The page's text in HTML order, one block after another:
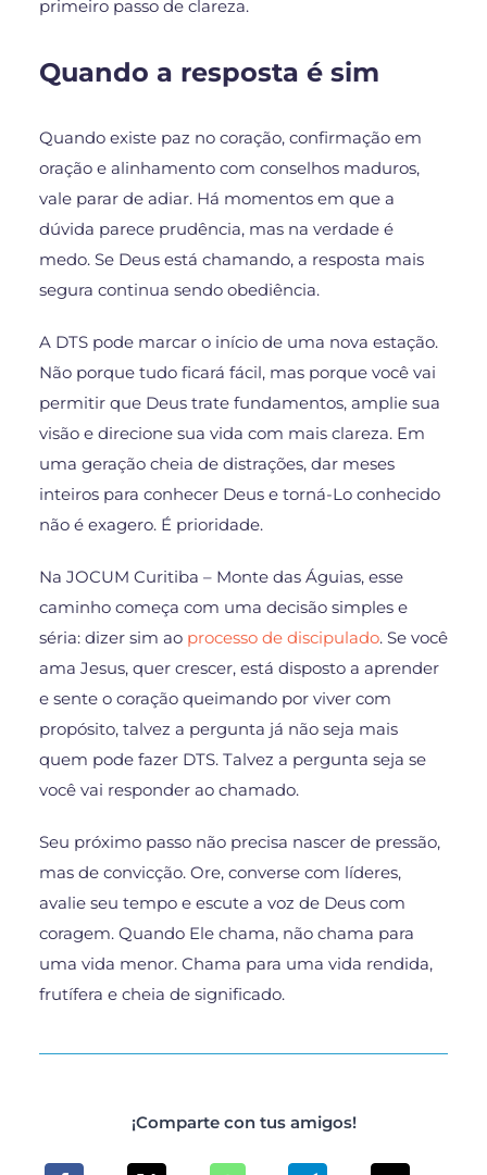
primeiro passo de clareza.
Quando a resposta é sim
Quando existe paz no coração, confirmação em
oração e alinhamento com conselhos maduros,
vale parar de adiar. Há momentos em que a
dúvida parece prudência, mas na verdade é
medo. Se Deus está chamando, a resposta mais
segura continua sendo obediência.
A DTS pode marcar o início de uma nova estação.
Não porque tudo ficará fácil, mas porque você vai
permitir que Deus trate fundamentos, amplie sua
visão e direcione sua vida com mais clareza. Em
uma geração cheia de distrações, dar meses
inteiros para conhecer Deus e torná-Lo conhecido
não é exagero. É prioridade.
Na JOCUM Curitiba – Monte das Águias, esse
caminho começa com uma decisão simples e
séria: dizer sim ao processo de discipulado. Se você
ama Jesus, quer crescer, está disposto a aprender
e sente o coração queimando por viver com
propósito, talvez a pergunta já não seja mais
quem pode fazer DTS. Talvez a pergunta seja se
você vai responder ao chamado.
Seu próximo passo não precisa nascer de pressão,
mas de convicção. Ore, converse com líderes,
avalie seu tempo e escute a voz de Deus com
coragem. Quando Ele chama, não chama para
uma vida menor. Chama para uma vida rendida,
frutífera e cheia de significado.
¡Comparte con tus amigos!